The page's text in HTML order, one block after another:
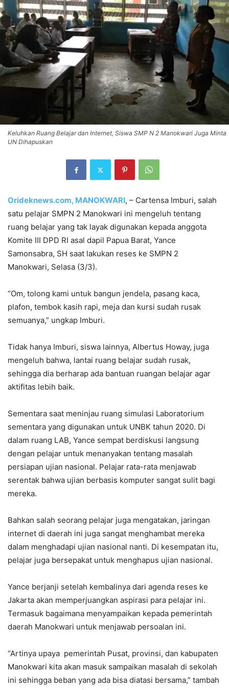
Keluhkan Ruang Belajar dan Internet, Siswa SMP N 2 Manokwari Juga Minta
UN Dihapuskan
Orideknews.com, MANOKWARI, – Cartensa Imburi, salah
satu pelajar SMPN 2 Manokwari ini mengeluh tentang
ruang belajar yang tak layak digunakan kepada anggota
Komite III DPD RI asal dapil Papua Barat, Yance
Samonsabra, SH saat lakukan reses ke SMPN 2
Manokwari, Selasa (3/3).
“Om, tolong kami untuk bangun jendela, pasang kaca,
plafon, tembok kasih rapi, meja dan kursi sudah rusak
semuanya,” ungkap Imburi.
Tidak hanya Imburi, siswa lainnya, Albertus Howay, juga
mengeluh bahwa, lantai ruang belajar sudah rusak,
sehingga dia berharap ada bantuan ruangan belajar agar
aktifitas lebih baik.
Sementara saat meninjau ruang simulasi Laboratorium
sementara yang digunakan untuk UNBK tahun 2020. Di
dalam ruang LAB, Yance sempat berdiskusi langsung
dengan pelajar untuk menanyakan tentang masalah
persiapan ujian nasional. Pelajar rata-rata menjawab
serentak bahwa ujian berbasis komputer sangat sulit bagi
mereka.
Bahkan salah seorang pelajar juga mengatakan, jaringan
internet di daerah ini juga sangat menghambat mereka
dalam menghadapi ujian nasional nanti. Di kesempatan itu,
pelajar juga bersepakat untuk menghapus ujian nasional.
Yance berjanji setelah kembalinya dari agenda reses ke
Jakarta akan memperjuangkan aspirasi para pelajar ini.
Termasuk bagaimana menyampaikan kepada pemerintah
daerah Manokwari untuk menjawab persoalan ini.
“Artinya upaya pemerintah Pusat, provinsi, dan kabupaten
Manokwari kita akan masuk sampaikan masalah di sekolah
ini sehingga beban yang ada bisa diatasi bersama,” tambah